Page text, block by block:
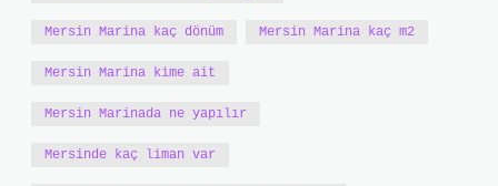
Mersin Marina kaç dönüm Mersin Marina kaç m2
Mersin Marina kime ait
Mersin Marinada ne yapılır
Mersinde kaç liman var